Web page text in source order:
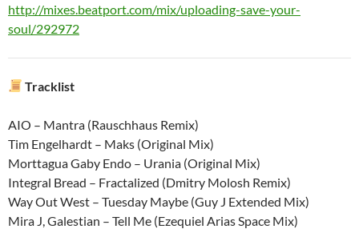
http://mixes.beatport.com/mix/uploading-save-your-
soul/292972
Tracklist
AIO – Mantra (Rauschhaus Remix)
Tim Engelhardt – Maks (Original Mix)
Morttagua Gaby Endo – Urania (Original Mix)
Integral Bread – Fractalized (Dmitry Molosh Remix)
Way Out West – Tuesday Maybe (Guy J Extended Mix)
Mira J, Galestian – Tell Me (Ezequiel Arias Space Mix)